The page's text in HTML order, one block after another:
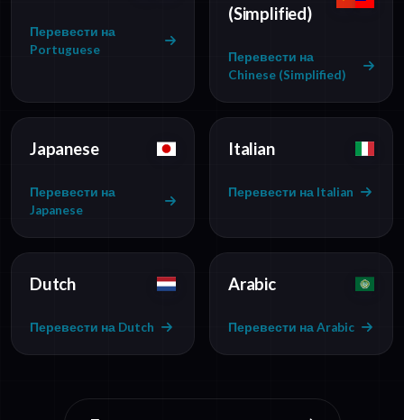
Перевести на
Portuguese
(Simplified)
Перевести на
Chinese (Simplified)
Japanese
Перевести на
Japanese
Italian
Перевести на Italian
Dutch
Перевести на Dutch
Arabic
Перевести на Arabic